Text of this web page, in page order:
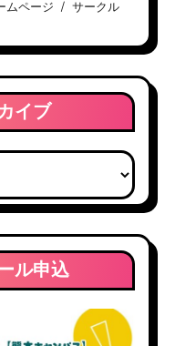
ムページ サークル
イブ
ル申込